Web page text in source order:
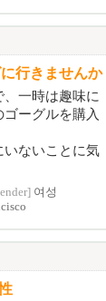
行きませんか
一時は趣味に
ーグルを購入
いないことに気
여성